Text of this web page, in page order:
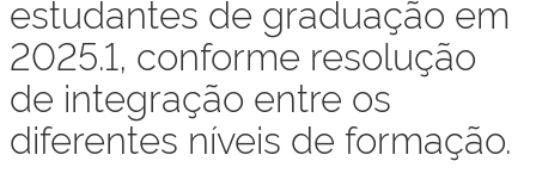
estudantes de graduação em
2025.1, conforme resolução
de integração entre os
diferentes níveis de formação.